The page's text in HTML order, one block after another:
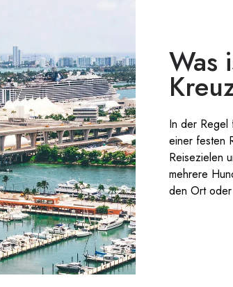
Was
In der Regel
einer festen
Reisezielen
mehrere
den Ort